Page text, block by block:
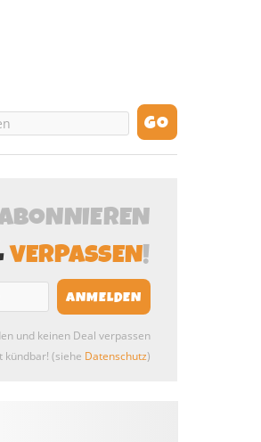
VERPASSEN!
und keinen Deal verpassen
kündbar! (siehe Datenschutz)